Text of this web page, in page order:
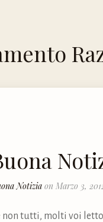
Notizia on Marzo 3,
non tutti, molti voi